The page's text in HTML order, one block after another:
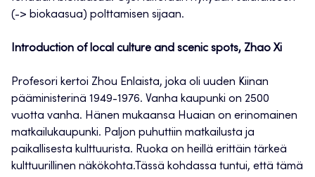
(-> biokaasua) polttamisen sijaan.
Introduction of local culture and scenic spots, Zhao Xi
Profesori kertoi Zhou Enlaista, joka oli uuden Kiinan
pääministerinä 1949-1976. Vanha kaupunki on 2500
vuotta vanha. Hänen mukaansa Huaian on erinomainen
matkailukaupunki. Paljon puhuttiin matkailusta ja
paikallisesta kulttuurista. Ruoka on heillä erittäin tärkeä
kulttuurillinen näkökohta.Tässä kohdassa tuntui, että tämä